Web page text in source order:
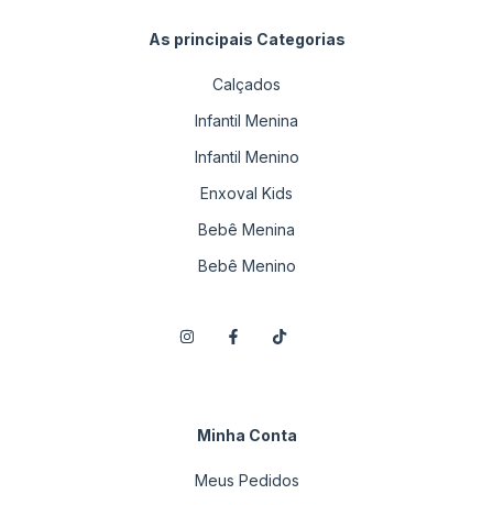
As principais Categorias
Calçados
Infantil Menina
Infantil Menino
Enxoval Kids
Bebê Menina
Bebê Menino
Minha Conta
Meus Pedidos